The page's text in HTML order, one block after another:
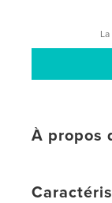
À propos